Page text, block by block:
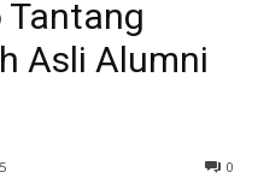
Tantang
Asli Alumni
0